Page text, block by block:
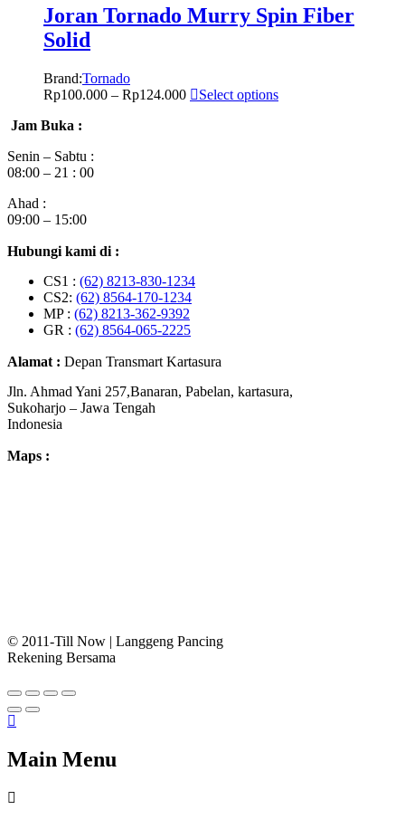
Joran Tornado Murry Spin Fiber
Solid
Brand:Tornado
Rp100.000 – Rp124.000
Select options
Jam Buka :
Senin – Sabtu :
08:00 – 21 : 00
Ahad :
09:00 – 15:00
Hubungi kami di :
CS1 : (62) 8213-830-1234
CS2: (62) 8564-170-1234
MP : (62) 8213-362-9392
GR : (62) 8564-065-2225
Alamat : Depan Transmart Kartasura
Jln. Ahmad Yani 257,Banaran, Pabelan, kartasura,
Sukoharjo – Jawa Tengah
Indonesia
Maps :
© 2011-Till Now | Langgeng Pancing
Rekening Bersama
Main Menu